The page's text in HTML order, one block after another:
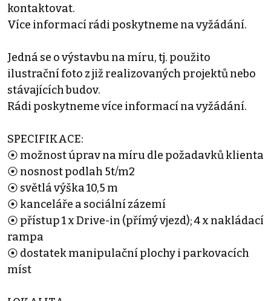
kontaktovat.
Více informací rádi poskytneme na vyžádání.
Jedná se o výstavbu na míru, tj. použito
ilustrační foto z již realizovaných projektů nebo
stávajících budov.
Rádi poskytneme více informací na vyžádání.
SPECIFIKACE:
⦿ možnost úprav na míru dle požadavků klienta
⦿ nosnost podlah 5t/m2
⦿ světlá výška 10,5 m
⦿ kanceláře a sociální zázemí
⦿ přístup 1 x Drive-in (přímý vjezd); 4 x nakládací
rampa
⦿ dostatek manipulační plochy i parkovacích
míst